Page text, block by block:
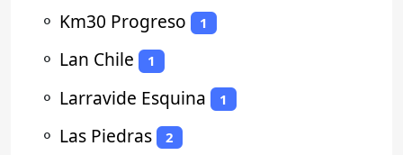
⚬ Km30 Progreso 1
⚬ Lan Chile 1
⚬ Larravide Esquina 1
⚬ Las Piedras 2